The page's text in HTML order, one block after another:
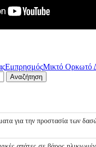
ΕμπρησμόςΜικτό Ορκωτό
για την προστασία των